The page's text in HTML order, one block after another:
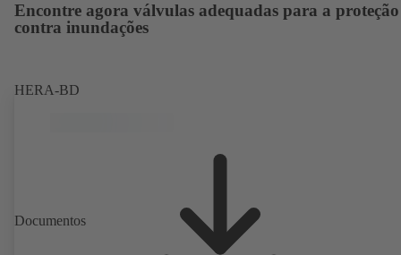
Encontre agora válvulas adequadas para a proteção
contra inundações
HERA-BD
Documentos